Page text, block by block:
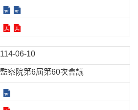
114-06-10
監察院第6屆第60次會議